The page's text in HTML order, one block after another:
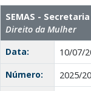
SEMAS -
Direito da Mulher
Data:
10/07/
Número:
2025/